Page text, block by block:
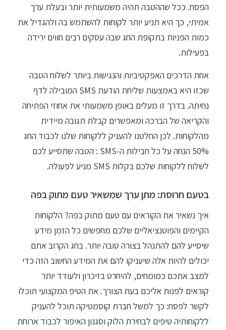
הפסח. ככל שההטבה תהיה משמעותית יותר ובעלת ערך
אמיתי, כך היא תניע יותר לקוחות להשתמש בה ולהגדיל את
כמות הפניות בתקופת החג שבה עסקים רבים חווים ירידה
בפעילות.
אחת הדרכים האפקטיביות והנגישות ביותר לשלוח הטבה
שכזו היא באמצעות שליחת הודעת SMS המובילה לדף
נחיתה. בדרך זו מעלים באופן משמעותי את אחוזי הפתיחה
והקריאה של הברכה ומאפשרים קבלת תגובה מיידית
מהלקוחות. לכן החלטנו להעניק ללקוחות שלנו לכבוד החג
50% הנחה על כל חבילות ה-SMS : הטבה שתסייע לכם
לשלוח ללקוחות שלכם בקלות SMS מניע לפעולה.
בטעם חרוסת: מתן ערך שמשאיר טעם מתוק בפה
איך נשאיר את הקוראים עם טעם מתוק בפה? הלקוחות
הקיימים והפוטנציאליים שלכם מחפשים כל הזמן מידע
שיסייע להם להתנהל בצורה טובה יותר. בחג הקרוב אתם
יכולים להיות אלה שיעניקו להם את המידע החשוב הזה כדי
למצב אתכם כמומחים, להיחרט בזיכרון ולעודד יותר
קוראים לפנות אליכם בעת הצורך. את הטיפ המקצועי תוכלו
לקשר לפסח: כך למשל חברת קוסמטיקה תוכל להעניק
ללקוחותיה טיפים לבחירת הלוק וסגנון האיפור לכבוד ארוחת